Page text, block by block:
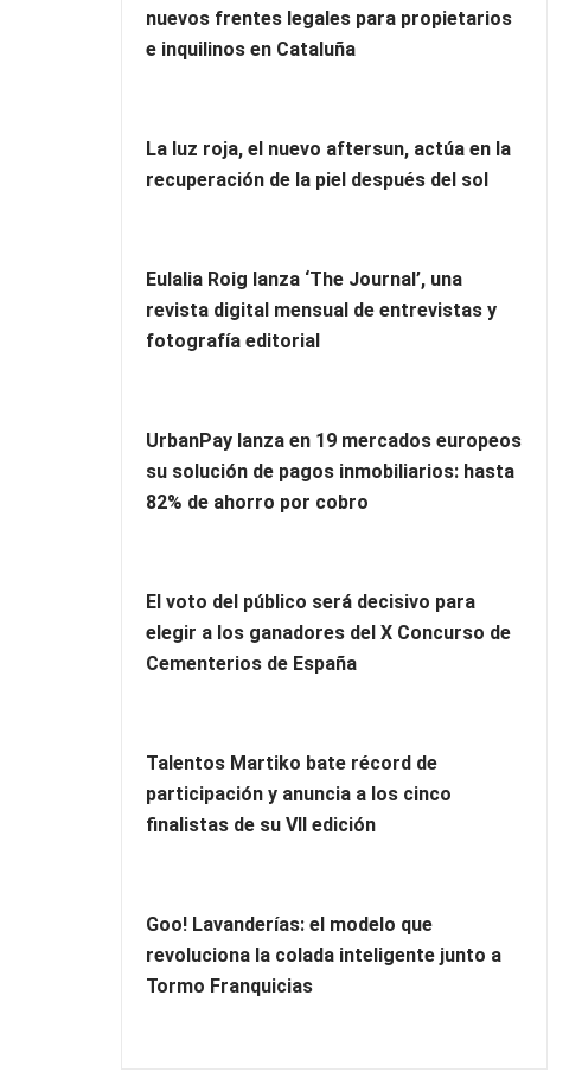
nuevos frentes legales para propietarios
e inquilinos en Cataluña
La luz roja, el nuevo aftersun, actúa en la
recuperación de la piel después del sol
Eulalia Roig lanza ‘The Journal’, una
revista digital mensual de entrevistas y
fotografía editorial
UrbanPay lanza en 19 mercados europeos
su solución de pagos inmobiliarios: hasta
82% de ahorro por cobro
El voto del público será decisivo para
elegir a los ganadores del X Concurso de
Cementerios de España
Talentos Martiko bate récord de
participación y anuncia a los cinco
finalistas de su VII edición
Goo! Lavanderías: el modelo que
revoluciona la colada inteligente junto a
Tormo Franquicias